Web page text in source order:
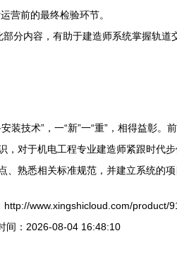
营前的最终检验环节。
分内容，有助于建造师系统掌握轨
技术”，一“新”一“重”，相得益彰。
对于机电工程专业建造师紧跟时代
熟悉相关标准规范，并建立系统的项
http://www.xingshicloud.com/product/
间：2026-08-04 16:48:10